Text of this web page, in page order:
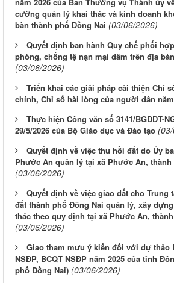
cường quản lý khai thác và kinh doanh
bàn thành phố Đồng Nai (03/06/2026)
Quyết định ban hành Quy chế phối
phòng, chống tệ nạn mại dâm trên địa
(03/06/2026)
Triển khai các giải pháp cải thiện Chỉ
chính, Chỉ số hài lòng của người dân
Thực hiện Công văn số 3141/BGDĐT-
29/5/2026 của Bộ Giáo dục và Đào tạo
Quyết định về việc thu hồi đất do Ủy
Phước An quản lý tại xã Phước An,
(03/06/2026)
Quyết định về việc giao đất cho Trung
đất thành phố Đồng Nai quản lý, xây
thác theo quy định tại xã Phước An,
(03/06/2026)
Giao tham mưu ý kiến đối với dự thảo
NSĐP, BCQT NSĐP năm 2025 của tỉnh
phố Đồng Nai) (03/06/2026)